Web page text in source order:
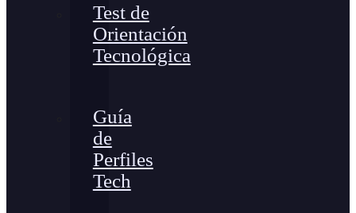
Test de
Orientación
Tecnológica
Guía
de
Perfiles
Tech